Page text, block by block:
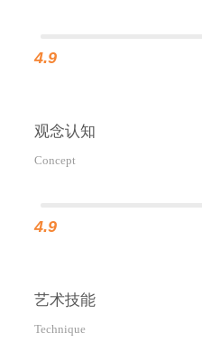
4.9
观念认知
Concept
4.9
艺术技能
Technique